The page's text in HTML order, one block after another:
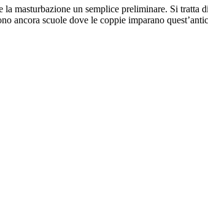
masturbazione un semplice preliminare. Si tratta
ancora scuole dove le coppie imparano